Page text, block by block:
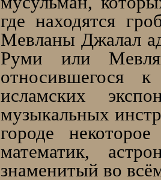
где находятся
Мевланы Джалал
Руми или
относившегося
исламских
музыкальных
городе
математик,
знаменитый во